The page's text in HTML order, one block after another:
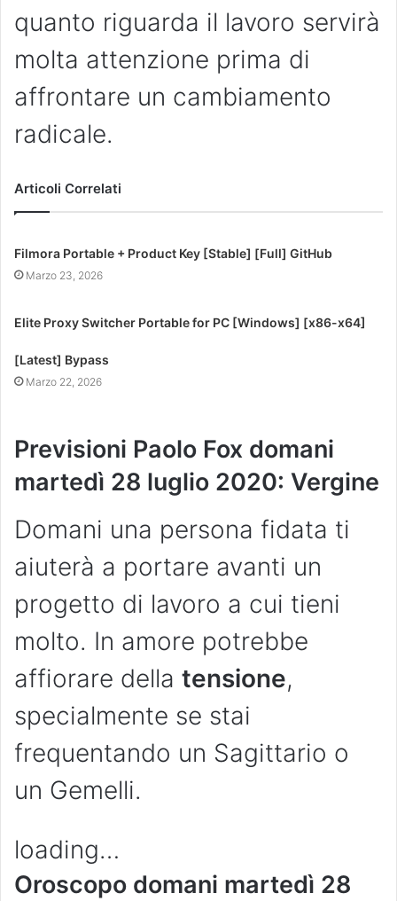
quanto riguarda il lavoro servirà
molta attenzione prima di
affrontare un cambiamento
radicale.
Articoli Correlati
Filmora Portable + Product Key [Stable] [Full] GitHub
Marzo 23, 2026
Elite Proxy Switcher Portable for PC [Windows] [x86-x64]
[Latest] Bypass
Marzo 22, 2026
Previsioni Paolo Fox domani
martedì 28 luglio 2020: Vergine
Domani una persona fidata ti
aiuterà a portare avanti un
progetto di lavoro a cui tieni
molto. In amore potrebbe
affiorare della tensione,
specialmente se stai
frequentando un Sagittario o
un Gemelli.
loading…
Oroscopo domani martedì 28